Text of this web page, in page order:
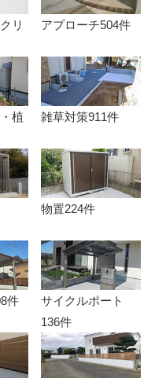
リ
アプローチ504件
植
雑草対策911件
物置224件
件
サイクルポート
136件